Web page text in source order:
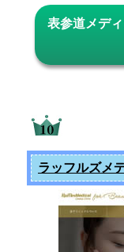
表参道メデ
ラッフルズメ